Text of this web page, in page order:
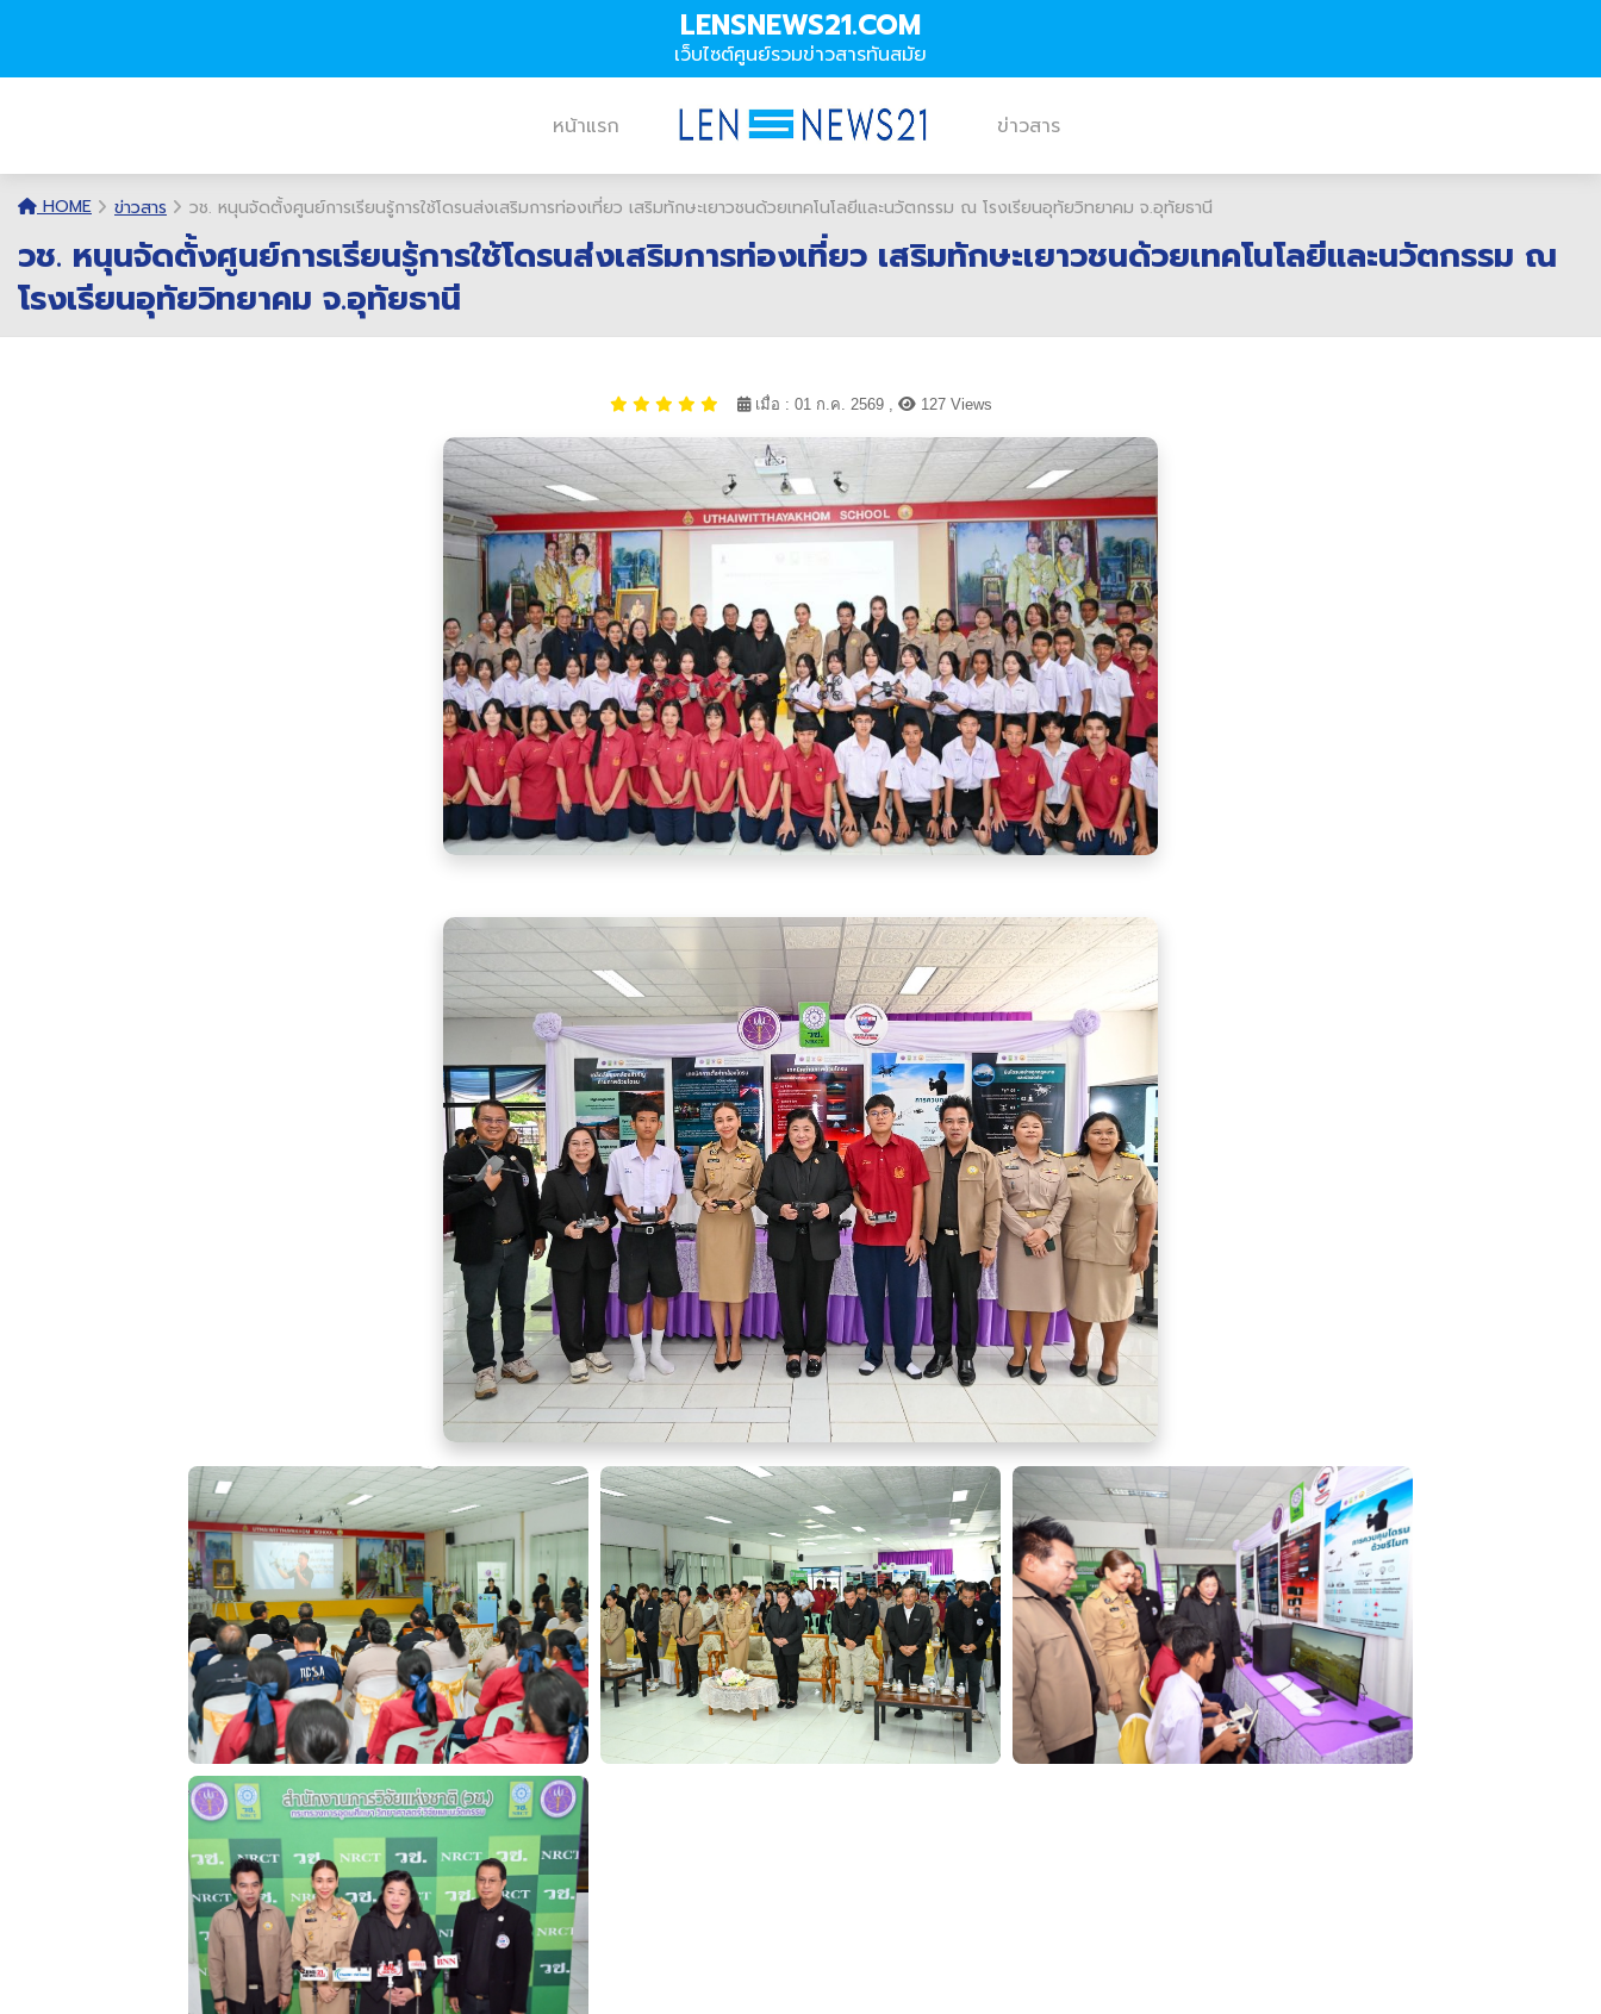
LENSNEWS21.COM
เว็บไซต์ศูนย์รวมข่าวสารทันสมัย
หน้าแรก ข่าวสาร
HOME ข่าวสาร วช. หนุนจัดตั้งศูนย์การเรียนรู้การใช้โดรนส่งเสริมการท่องเที่ยว เสริมทักษะเยาวชนด้วยเทคโนโลยีและนวัตกรรม ณ โรงเรียนอุทัยวิทยาคม จ.อุทัยธานี
วช. หนุนจัดตั้งศูนย์การเรียนรู้การใช้โดรนส่งเสริมการท่องเที่ยว เสริมทักษะเยาวชนด้วยเทคโนโลยีและนวัตกรรม ณ
โรงเรียนอุทัยวิทยาคม จ.อุทัยธานี
เมื่อ : 01 ก.ค. 2569 , 127 Views